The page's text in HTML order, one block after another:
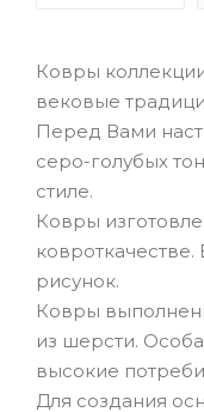
Ковры
вековые
Перед Вами
серо-голубых
стиле.
Ковры
рисунок.
Ковры
из шерсти.
высокие
Для создания